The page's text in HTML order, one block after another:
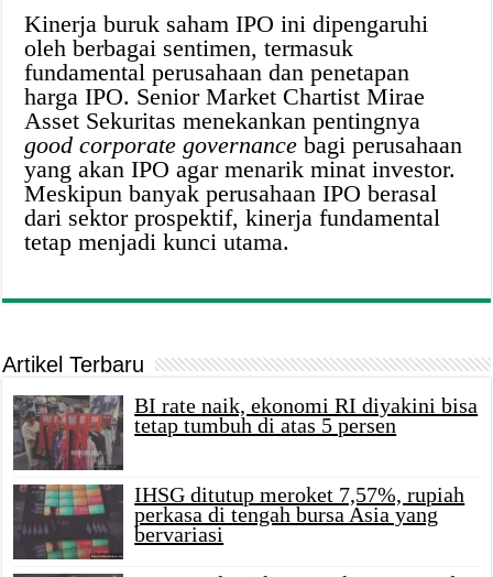
Kinerja buruk saham IPO ini dipengaruhi
oleh berbagai sentimen, termasuk
fundamental perusahaan dan penetapan
harga IPO. Senior Market Chartist Mirae
Asset Sekuritas menekankan pentingnya
good corporate governance bagi perusahaan
yang akan IPO agar menarik minat investor.
Meskipun banyak perusahaan IPO berasal
dari sektor prospektif, kinerja fundamental
tetap menjadi kunci utama.
Artikel Terbaru
BI rate naik, ekonomi RI diyakini bisa
tetap tumbuh di atas 5 persen
IHSG ditutup meroket 7,57%, rupiah
perkasa di tengah bursa Asia yang
bervariasi